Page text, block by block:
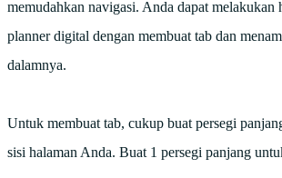
memudahkan navigasi. Anda dapat melakukan
planner digital dengan membuat tab dan
dalamnya.
Untuk membuat tab, cukup buat persegi
sisi halaman Anda. Buat 1 persegi panjang